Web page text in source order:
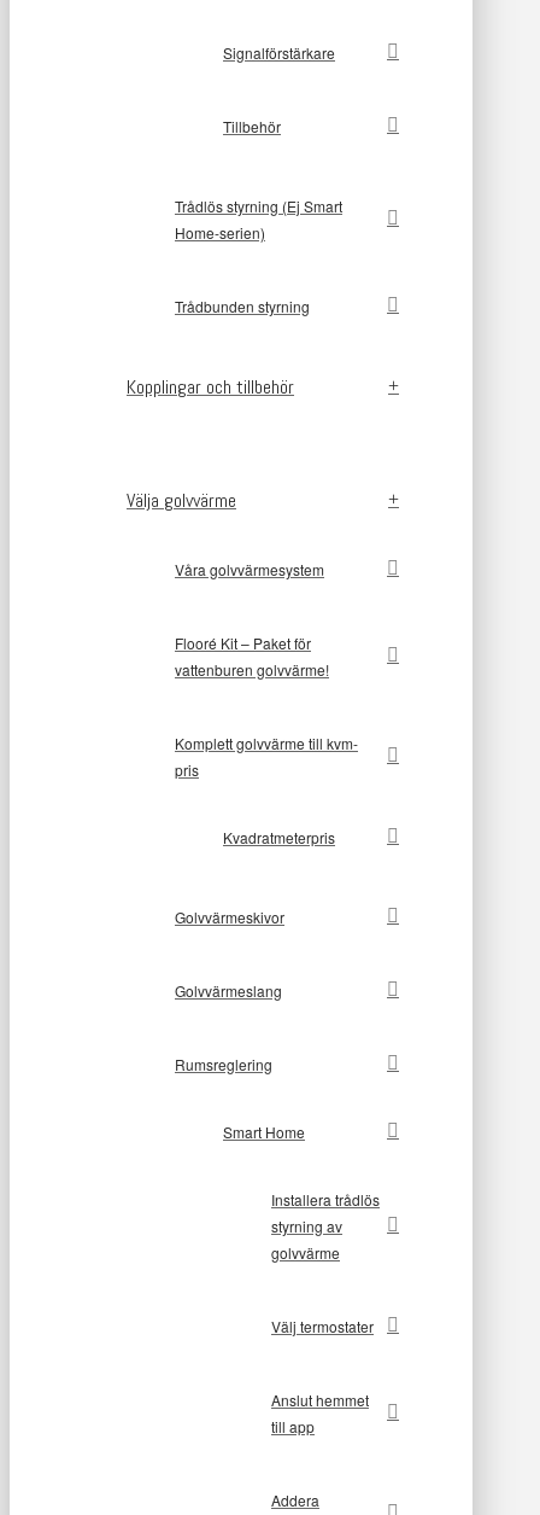
Signalförstärkare
Tillbehör
Trådlös styrning (Ej Smart
Home-serien)
Trådbunden styrning
Kopplingar och tillbehör
Välja golvvärme
Våra golvvärmesystem
Flooré Kit – Paket för
vattenburen golvvärme!
Komplett golvvärme till kvm-
pris
Kvadratmeterpris
Golvvärmeskivor
Golvvärmeslang
Rumsreglering
Smart Home
Installera trådlös
styrning av
golvvärme
Välj termostater
Anslut hemmet
till app
Addera